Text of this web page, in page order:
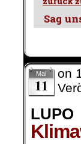
Mai
11
on
LUPO